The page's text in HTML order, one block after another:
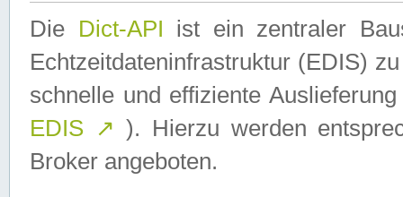
Die Dict-API ist ein zentraler
Echtzeitdateninfrastruktur (EDIS)
schnelle und effiziente
EDIS ↗ ). Hierzu werden
Broker angeboten.